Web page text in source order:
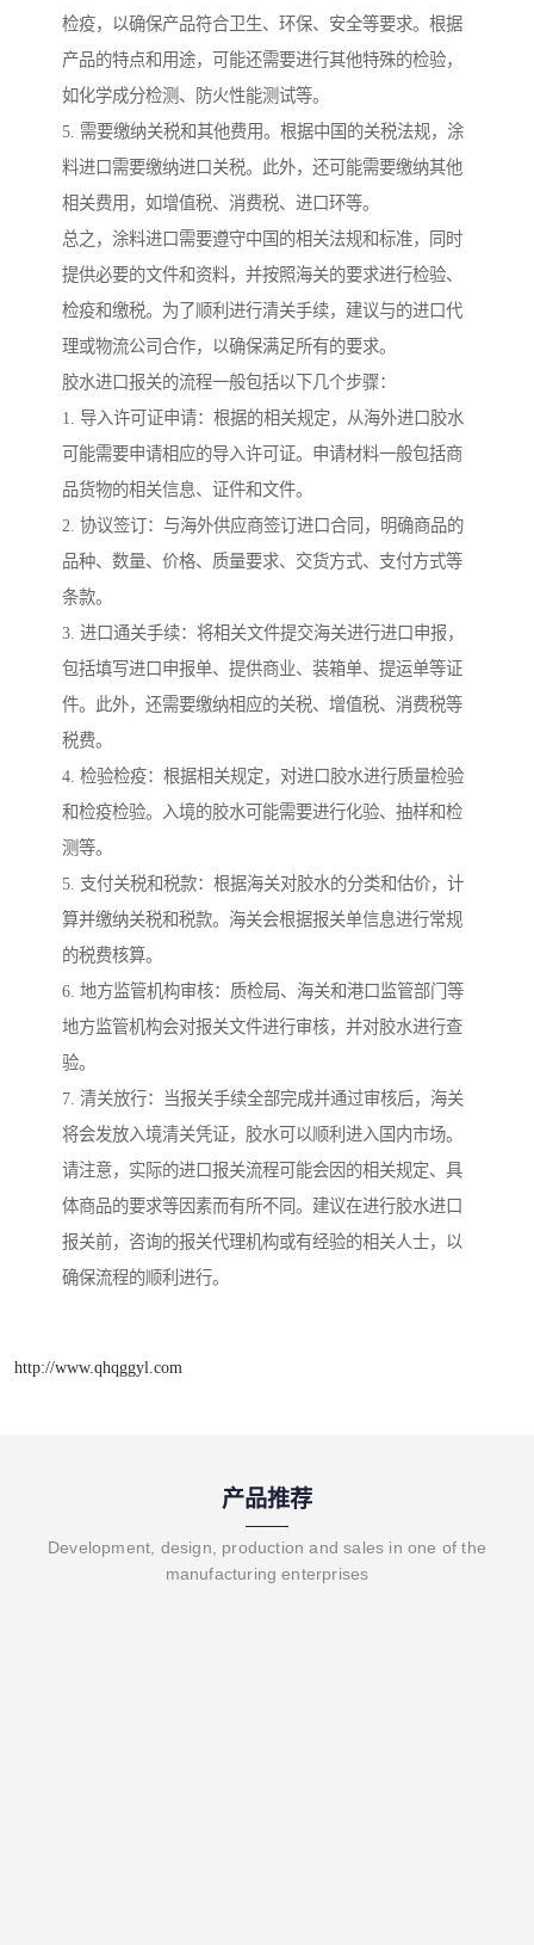
检疫，以确保产品符合卫生、环保、安全等要求。根据
产品的特点和用途，可能还需要进行其他特殊的检验，
如化学成分检测、防火性能测试等。
5. 需要缴纳关税和其他费用。根据中国的关税法规，涂
料进口需要缴纳进口关税。此外，还可能需要缴纳其他
相关费用，如增值税、消费税、进口环等。
总之，涂料进口需要遵守中国的相关法规和标准，同时
提供必要的文件和资料，并按照海关的要求进行检验、
检疫和缴税。为了顺利进行清关手续，建议与的进口代
理或物流公司合作，以确保满足所有的要求。
胶水进口报关的流程一般包括以下几个步骤：
1. 导入许可证申请：根据的相关规定，从海外进口胶水
可能需要申请相应的导入许可证。申请材料一般包括商
品货物的相关信息、证件和文件。
2. 协议签订：与海外供应商签订进口合同，明确商品的
品种、数量、价格、质量要求、交货方式、支付方式等
条款。
3. 进口通关手续：将相关文件提交海关进行进口申报，
包括填写进口申报单、提供商业、装箱单、提运单等证
件。此外，还需要缴纳相应的关税、增值税、消费税等
税费。
4. 检验检疫：根据相关规定，对进口胶水进行质量检验
和检疫检验。入境的胶水可能需要进行化验、抽样和检
测等。
5. 支付关税和税款：根据海关对胶水的分类和估价，计
算并缴纳关税和税款。海关会根据报关单信息进行常规
的税费核算。
6. 地方监管机构审核：质检局、海关和港口监管部门等
地方监管机构会对报关文件进行审核，并对胶水进行查
验。
7. 清关放行：当报关手续全部完成并通过审核后，海关
将会发放入境清关凭证，胶水可以顺利进入国内市场。
请注意，实际的进口报关流程可能会因的相关规定、具
体商品的要求等因素而有所不同。建议在进行胶水进口
报关前，咨询的报关代理机构或有经验的相关人士，以
确保流程的顺利进行。
http://www.qhqggyl.com
产品推荐
Development, design, production and sales in one of the
manufacturing enterprises